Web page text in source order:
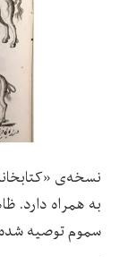
نسخهی «کتابخانه‌ی
به همراه دارد.
سموم توصیه شده